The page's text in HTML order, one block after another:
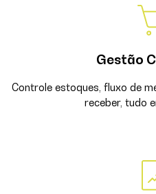
Gestão
Controle estoques, fluxo de
receber, tudo